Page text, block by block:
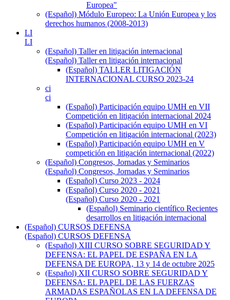
Europea"
(Español) Módulo Europeo: La Unión Europea y los
derechos humanos (2008-2013)
LI
LI
(Español) Taller en litigación internacional
(Español) Taller en litigación internacional
(Español) TALLER LITIGACIÓN
INTERNACIONAL CURSO 2023-24
ci
ci
(Español) Participación equipo UMH en VII
Competición en litigación internacional 2024
(Español) Participación equipo UMH en VI
Competición en litigación internacional (2023)
(Español) Participación equipo UMH en V
competición en litigación internacional (2022)
(Español) Congresos, Jornadas y Seminarios
(Español) Congresos, Jornadas y Seminarios
(Español) Curso 2023 - 2024
(Español) Curso 2020 - 2021
(Español) Curso 2020 - 2021
(Español) Seminario científico Recientes
desarrollos en litigación internacional
(Español) CURSOS DEFENSA
(Español) CURSOS DEFENSA
(Español) XIII CURSO SOBRE SEGURIDAD Y
DEFENSA: EL PAPEL DE ESPAÑA EN LA
DEFENSA DE EUROPA, 13 y 14 de octubre 2025
(Español) XII CURSO SOBRE SEGURIDAD Y
DEFENSA: EL PAPEL DE LAS FUERZAS
ARMADAS ESPAÑOLAS EN LA DEFENSA DE